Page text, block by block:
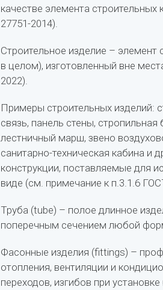
качестве элемента
27751-2014).
Строительное изделие – элемент
в целом), изготовленный вне
2022).
Примеры строительных изделий:
связь, панель стены, стропильная
лестничный марш, звено
санитарно-техническая кабина и
конструкции, поставляемые для
виде (см. примечание к п.3.1.6
Труба (tube) – полое длинное
поперечным сечением любой
Фасонные изделия (fittings) –
отопления, вентиляции и
переходов, изгибов при